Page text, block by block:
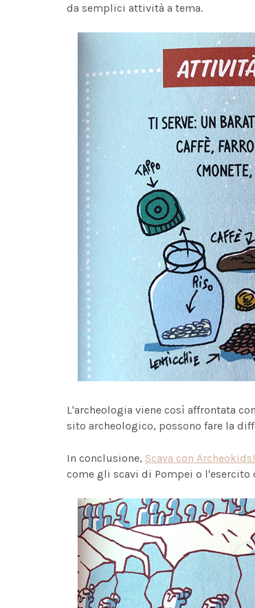
da semplici attività a tema.
L'archeologia viene così affrontata
sito archeologico, possono fare la
In conclusione, Scava con Archeokids!
come gli scavi di Pompei o l'esercito